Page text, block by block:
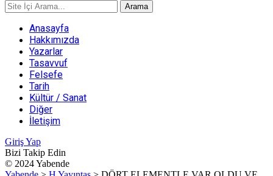
Anasayfa
Hakkımızda
Yazarlar
Tasavvuf
Felsefe
Tarih
Kültür / Sanat
Diğer
İletişim
Giriş Yap
Bizi Takip Edin
© 2024 Yabende